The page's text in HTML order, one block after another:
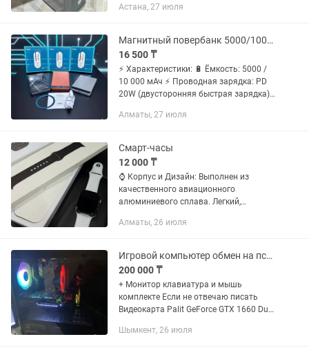
накопитель ADATA XPG SPECTRIX
Астана, 27 июля
Магнитный повербанк 5000/10000 мАч тонкий, быстрый, стильный!
16 500 ₸
⚡ Характеристики: 🔋 Ёмкость: 5000 /
10 000 мАч ⚡ Проводная зарядка: PD
20W (двусторонняя быстрая зарядка)
магнитная (MagSafe совместимая) 📏
Алматы, 27 июля
Смарт-часы
12 000 ₸
⌚️ Корпус и Дизайн: Выполнен из
качественного авиационного
алюминиевого сплава. Легкий,
Размер 46мм — самый актуальный и
📲...
Алматы, 26 июля
Игровой компьютер обмен на пс5 или айфон или предлагайте варианты
200 000 ₸
+ Монитор клавиатура и мышь
комплекте Если не отвечаю писать
Видеокарта Palit GeForce GTX 1660 Dual
Материнская плата ASUS TUF GAMING
Шымкент, 26 июля